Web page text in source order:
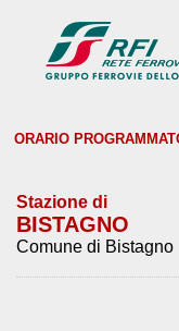
ORARIO
Stazione di
BISTAGNO
Comune di Bistagno